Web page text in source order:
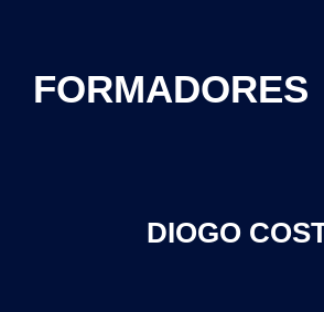
FORMADORES
DIOGO